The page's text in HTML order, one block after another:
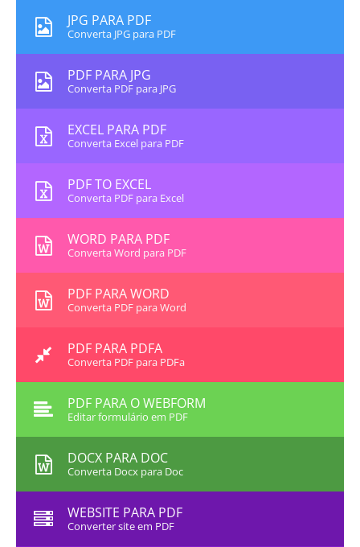
JPG PARA PDF
Converta JPG para PDF
PDF PARA JPG
Converta PDF para JPG
EXCEL PARA PDF
Converta Excel para PDF
PDF TO EXCEL
Converta PDF para Excel
WORD PARA PDF
Converta Word para PDF
PDF PARA WORD
Converta PDF para Word
PDF PARA PDFA
Converta PDF para PDFa
PDF PARA O WEBFORM
Editar formulário em PDF
DOCX PARA DOC
Converta Docx para Doc
WEBSITE PARA PDF
Converter site em PDF